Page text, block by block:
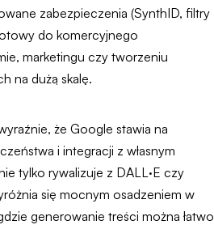
zabezpieczenia (SynthID, filtry
do komercyjnego
marketingu czy tworzeniu
na dużą skalę.
że Google stawia na
i integracji z własnym
tylko rywalizuje z DALL·E czy
się mocnym osadzeniem w
generowanie treści można łatwo